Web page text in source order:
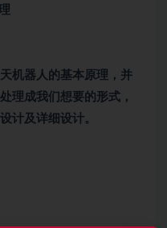
机器人的基本原理，并
理成我们想要的形式，
计及详细设计。